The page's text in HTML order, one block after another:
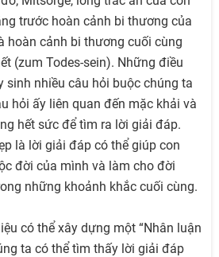
trước hoàn cảnh bi thương của
hoàn cảnh bi thương cuối cùng
(zum Todes-sein). Những điều
sinh nhiều câu hỏi buộc chúng ta
hỏi ấy liên quan đến mặc khải và
hết sức để tìm ra lời giải đáp.
là lời giải đáp có thể giúp con
đời của mình và làm cho đời
những khoảnh khắc cuối cùng.
có thể xây dựng một “Nhân luận
ta có thể tìm thấy lời giải đáp